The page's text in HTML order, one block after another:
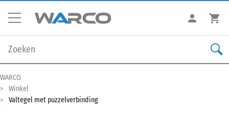
WARCO
Winkel
Valtegel met puzzelverbinding